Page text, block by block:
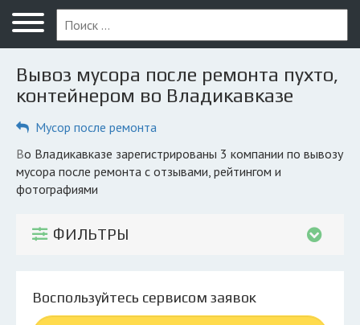
Меню
Главная
Вопрос юристу
Компании
КОМПАНИЯМ
© 2026 Все права защищены
Вывоз мусора после ремонта пухто,
контейнером во Владикавказе
Мусор после ремонта
во Владикавказе зарегистрированы 3 компании по вывозу
мусора после ремонта с отзывами, рейтингом и
фотографиями
ФИЛЬТРЫ
Воспользуйтесь сервисом заявок